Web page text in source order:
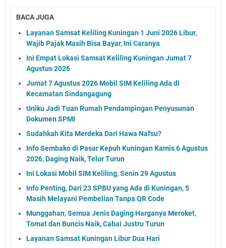
BACA JUGA
Layanan Samsat Keliling Kuningan 1 Juni 2026 Libur,
Wajib Pajak Masih Bisa Bayar, Ini Caranya
Ini Empat Lokasi Samsat Keliling Kuningan Jumat 7
Agustus 2026
Jumat 7 Agustus 2026 Mobil SIM Keliling Ada di
Kecamatan Sindangagung
Uniku Jadi Tuan Rumah Pendampingan Penyusunan
Dokumen SPMI
Sudahkah Kita Merdeka Dari Hawa Nafsu?
Info Sembako di Pasar Kepuh Kuningan Kamis 6 Agustus
2026, Daging Naik, Telur Turun
Ini Lokasi Mobil SIM Keliling, Senin 29 Agustus
Info Penting, Dari 23 SPBU yang Ada di Kuningan, 5
Masih Melayani Pembelian Tanpa QR Code
Munggahan, Semua Jenis Daging Harganya Meroket,
Tomat dan Buncis Naik, Cabai Justru Turun
Layanan Samsat Kuningan Libur Dua Hari